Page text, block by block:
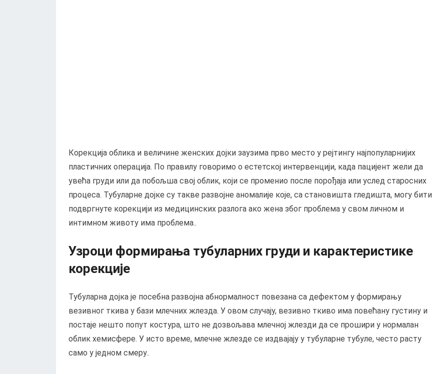
Корекција облика и величине женских дојки заузима прво место у рејтингу најпопуларнијих
пластичних операција. По правилу говоримо о естетској интервенцији, када пацијент жели да
увећа груди или да побољша свој облик, који се променио после порођаја или услед старосних
процеса. Тубуларне дојке су такве развојне аномалије које, са становишта гледишта, могу бити
подвргнуте корекцији из медицинских разлога ако жена због проблема у свом личном и
интимном животу има проблема..
Узроци формирања тубуларних груди и карактеристике
корекције
Тубуларна дојка је посебна развојна абнормалност повезана са дефектом у формирању
везивног ткива у бази млечних жлезда. У овом случају, везивно ткиво има повећану густину и
постаје нешто попут костура, што не дозвољава млечној жлезди да се прошири у нормалан
облик хемисфере. У исто време, млечне жлезде се издвајају у тубуларне тубуле, често расту
само у једном смеру..